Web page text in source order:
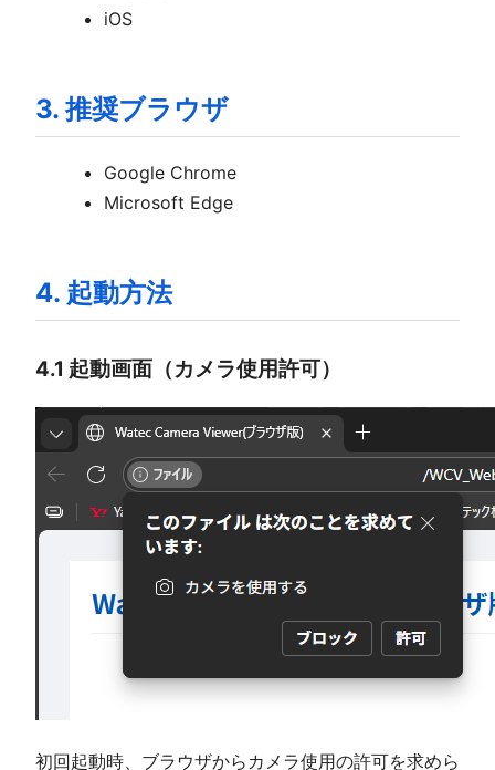
iOS
3. 推奨ブラウザ
Google Chrome
Microsoft Edge
4. 起動方法
4.1 起動画面（カメラ使用許可）
初回起動時、ブラウザからカメラ使用の許可を求めら